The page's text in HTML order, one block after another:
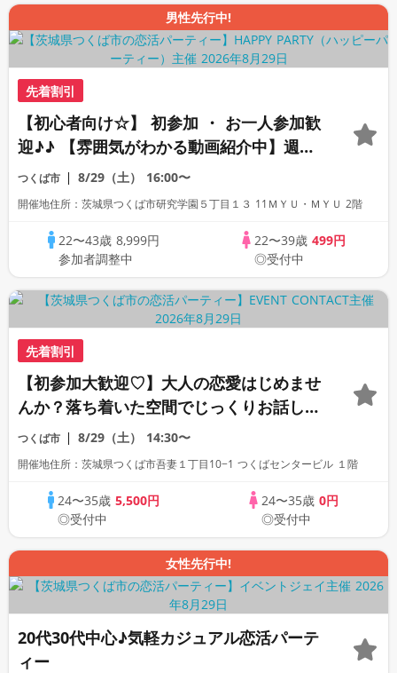
男性先行中!
先着割引
【初心者向け☆】 初参加 ・ お一人参加歓
迎♪♪ 【雰囲気がわかる動画紹介中】週末
プレミアム街コン
つくば市 8/29（土） 16:00〜
開催地住所：茨城県つくば市研究学園５丁目１３ 11ＭＹＵ・ＭＹＵ 2階
22〜43歳 8,999円
参加者調整中
22〜39歳 499円
◎受付中
先着割引
【初参加大歓迎♡】大人の恋愛はじめませ
んか？落ち着いた空間でじっくりお話しし
よう♡〈連絡先自由交換〉〈1:1トーク〉
つくば市 8/29（土） 14:30〜
開催地住所：茨城県つくば市吾妻１丁目10−1 つくばセンタービル １階
24〜35歳5,500円
◎受付中
24〜35歳 0円
◎受付中
女性先行中!
20代30代中心♪気軽カジュアル恋活パーテ
ィー